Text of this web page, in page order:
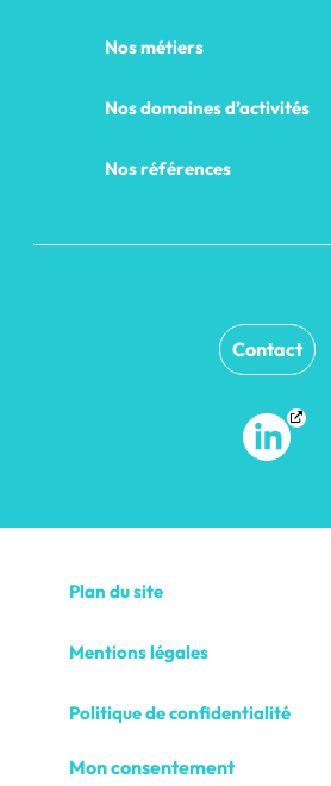
Contact
Nos métiers
Nos domaines d’activités
Nos références
Plan du site
Mentions légales
Politique de confidentialité
Mon consentement